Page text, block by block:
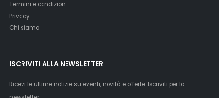
Termini e condizioni
Privacy
Chi siamo
ISCRIVITI ALLA NEWSLETTER
Ricevi le ultime notizie su eventi, novità e offerte. Iscriviti per la